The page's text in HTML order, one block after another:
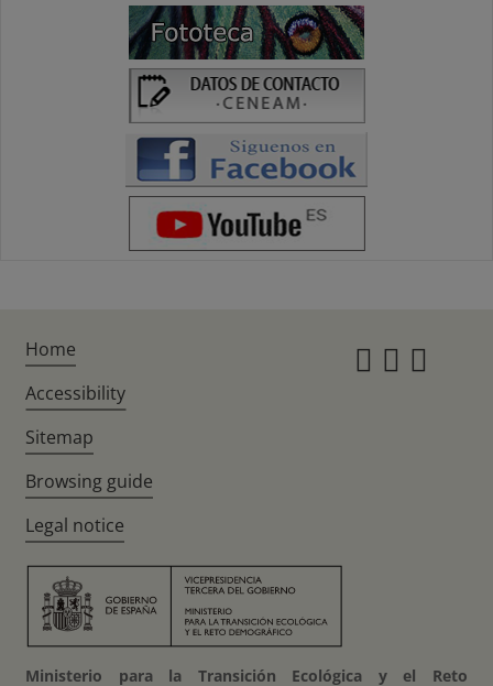
Home
Accessibility
Sitemap
Browsing guide
Legal notice
Ministerio para la Transición Ecológica y el Reto